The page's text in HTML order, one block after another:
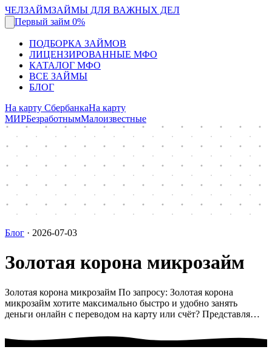
ЧЕЛЗАЙМЗАЙМЫ ДЛЯ ВАЖНЫХ ДЕЛ
Первый займ 0%
ПОДБОРКА ЗАЙМОВ
ЛИЦЕНЗИРОВАННЫЕ МФО
КАТАЛОГ МФО
ВСЕ ЗАЙМЫ
БЛОГ
На карту СбербанкаНа карту
МИРБезработнымМалоизвестные
Блог · 2026-07-03
Золотая корона микрозайм
Золотая корона микрозайм По запросу: Золотая корона
микрозайм хотите максимально быстро и удобно занять
деньги онлайн с переводом на карту или счёт? Представля…